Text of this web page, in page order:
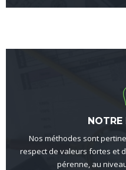
NOTRE
Nos méthodes sont
respect de valeurs fortes et
pérenne, au